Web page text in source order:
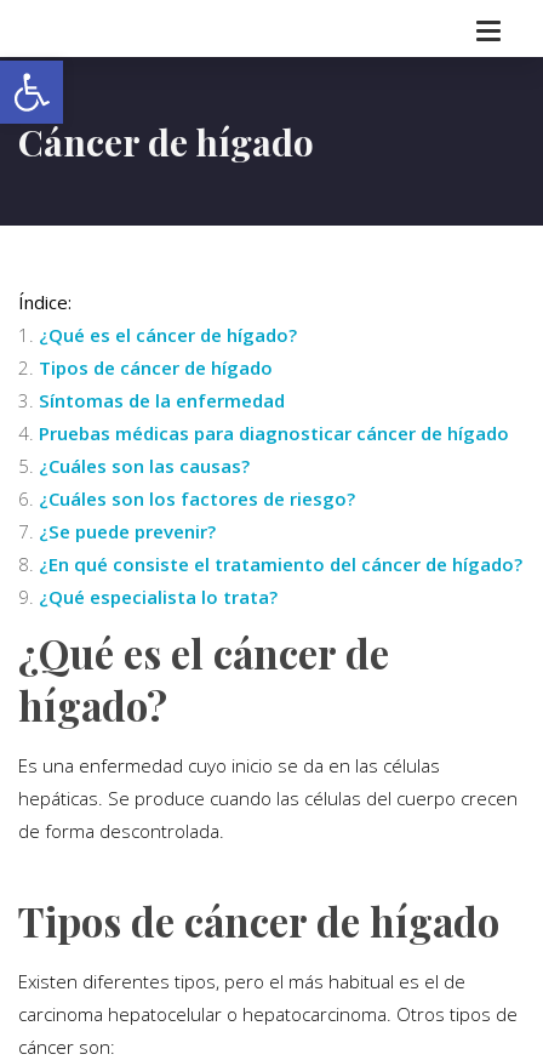
Abrir barra de herramientas
Cáncer de hígado
Índice:
¿Qué es el cáncer de hígado?
Tipos de cáncer de hígado
Síntomas de la enfermedad
Pruebas médicas para diagnosticar cáncer de hígado
¿Cuáles son las causas?
¿Cuáles son los factores de riesgo?
¿Se puede prevenir?
¿En qué consiste el tratamiento del cáncer de hígado?
¿Qué especialista lo trata?
¿Qué es el cáncer de
hígado?
Es una enfermedad cuyo inicio se da en las células
hepáticas. Se produce cuando las células del cuerpo crecen
de forma descontrolada.
Tipos de cáncer de hígado
Existen diferentes tipos, pero el más habitual es el de
carcinoma hepatocelular o hepatocarcinoma. Otros tipos de
cáncer son: